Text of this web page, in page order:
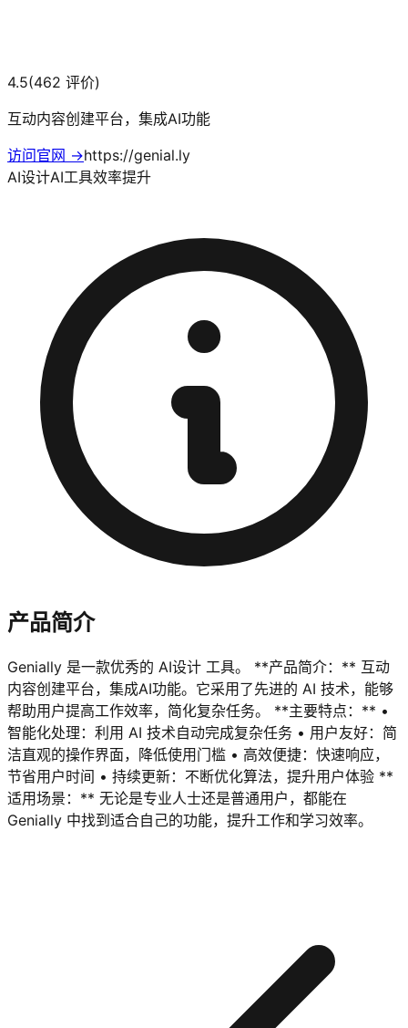
4.5(462 评价)
互动内容创建平台，集成AI功能
访问官网 →https://genial.ly
AI设计AI工具效率提升
产品简介
Genially 是一款优秀的 AI设计 工具。 **产品简介：** 互动
内容创建平台，集成AI功能。它采用了先进的 AI 技术，能够
帮助用户提高工作效率，简化复杂任务。 **主要特点：** •
智能化处理：利用 AI 技术自动完成复杂任务 • 用户友好：简
洁直观的操作界面，降低使用门槛 • 高效便捷：快速响应，
节省用户时间 • 持续更新：不断优化算法，提升用户体验 **
适用场景：** 无论是专业人士还是普通用户，都能在
Genially 中找到适合自己的功能，提升工作和学习效率。